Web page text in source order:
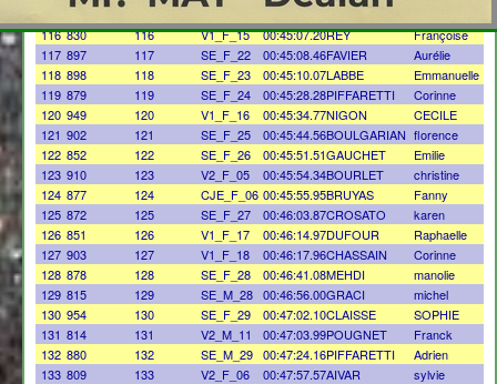
116 830 116 V1_F_15 00:45:07.20REY
Françoise
117 897 117 SE_F_22 00:45:08.46FAVIER
Aurélie
118 898 118 SE_F_23 00:45:10.07LABBE
Emmanuelle
119 879 119 SE_F_24 00:45:28.28PIFFARETTI
Corinne
120 949 120 V1_F_16 00:45:34.77NIGON
CECILE
121 902 121 SE_F_25 00:45:44.56BOULGARIAN florence
122 852 122 SE_F_26 00:45:51.51GAUCHET
Emilie
123 910 123 V2_F_05 00:45:54.34BOURLET
christine
124 877 124 CJE_F_06 00:45:55.95BRUYAS
Fanny
125 872 125 SE_F_27 00:46:03.87CROSATO
karen
126 851 126 V1_F_17 00:46:14.97DUFOUR
Raphaelle
127 903 127 V1_F_18 00:46:17.96CHASSAIN
Corinne
128 878 128 SE_F_28 00:46:41.08MEHDI
manolie
129 815 129 SE_M_28 00:46:56.00GRACI
michel
130 954 130 SE_F_29 00:47:02.10CLAISSE
SOPHIE
131 814 131 V2_M_11 00:47:03.99POUGNET
Franck
132 880 132 SE_M_29 00:47:24.16PIFFARETTI
Adrien
133 809 133 V2_F_06 00:47:57.57AIVAR
sylvie